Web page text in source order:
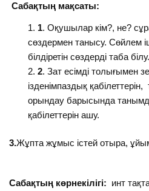
Сабақтың мақсаты:
1. Оқушылар кім?, не?
сөздермен танысу. Сөйлем
білдіретін сөздерді таба білу.
2. Зат есімді толығымен
ізденімпаздық
орындау барысында
қабілеттерін ашу.
3.Жұпта жұмыс істей отыра,
Сабақтың көрнекілігі: инт